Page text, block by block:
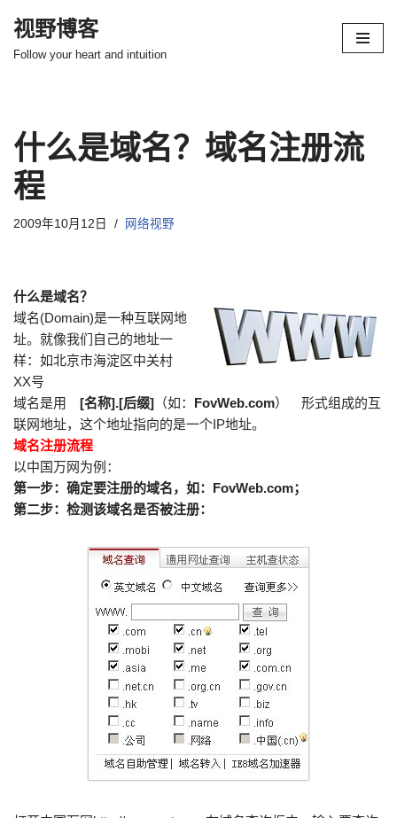
跳
视野博客
Follow your heart and intuition
什么是域名？域名注册流
程
2009年10月12日 网络视野
什么是域名？
域名(Domain)是一种互联网地
址。就像我们自己的地址一
样：如北京市海淀区中关村
XX号
域名是用 [名称].[后缀] （如： FovWeb.com） 形式组成的互
联网地址，这个地址指向的是一个IP地址。
域名注册流程
以中国万网为例：
第一步：确定要注册的域名，如：FovWeb.com；
第二步：检测该域名是否被注册：